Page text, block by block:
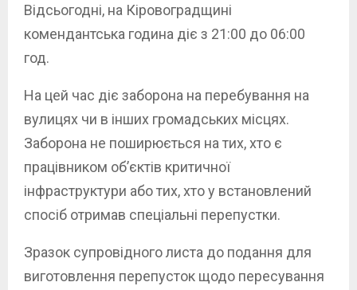
Відсьогодні, на Кіровоградщині
комендантська година діє з 21:00 до 06:00
год.
На цей час діє заборона на перебування на
вулицях чи в інших громадських місцях.
Заборона не поширюється на тих, хто є
працівником об’єктів критичної
інфраструктури або тих, хто у встановлений
спосіб отримав спеціальні перепустки.
Зразок супровідного листа до подання для
виготовлення перепусток щодо пересування